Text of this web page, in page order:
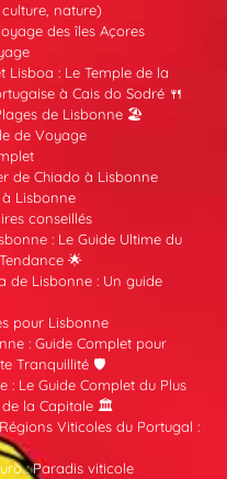
nature)
des îles Açores
Lisboa : Le Temple de la
à Cais do Sodré 🍴
de Lisbonne 🏖️
de Voyage
de Chiado à Lisbonne
Lisbonne
conseillés
: Le Guide Ultime du
🌟
de Lisbonne : Un guide
pour Lisbonne
: Guide Complet pour
Tranquillité 🛡️
: Le Guide Complet du Plus
de la Capitale 🏛️
Viticoles du Portugal :
: Paradis viticole